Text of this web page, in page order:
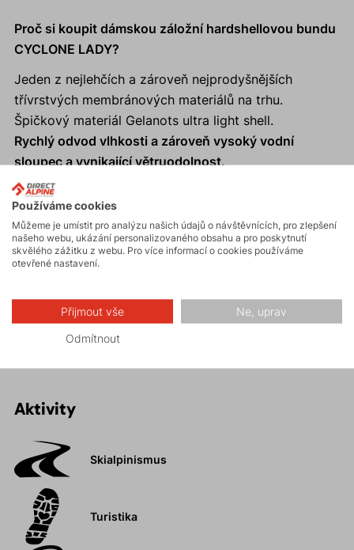
Proč si koupit dámskou záložní hardshellovou bundu
CYCLONE LADY?
Jeden z nejlehčích a zároveň nejprodyšnějších
třívrstvých membránových materiálů na trhu.
Špičkový materiál Gelanots ultra light shell.
Rychlý odvod vlhkosti a zároveň vysoký vodní
sloupec a vynikající větruodolnost.
Anatomická kapuce s kšiltem, do které lze bundu
jednoduše sbalit.
Vhodná záložní bundapro trail running, skitouring,
kolo apod – Fast and Light styl.
Reflexní prvky zajistí viditelnost a bezpečnost v šeru i
100% podlepené švy.
Poutka na rukávech pro palec.
Aktivity
Skialpinismus
Turistika
Používáme cookies
Můžeme je umístit pro analýzu našich údajů o návštěvnících, pro zlepšení
našeho webu, ukázání personalizovaného obsahu a pro poskytnutí
skvělého zážitku z webu. Pro více informací o cookies používáme
otevřené nastavení.
Přijmout vše Ne, uprav
Odmítnout